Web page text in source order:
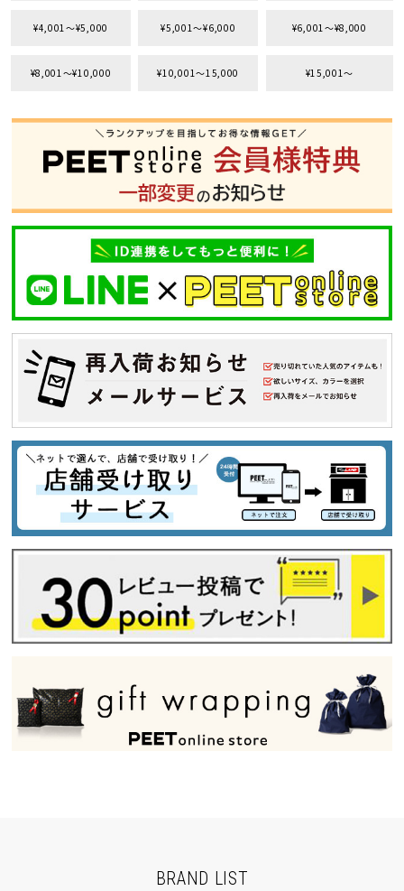
サイズ
XL
XXL
34inc
36inc
38inc
40inc
KIDS
カラー
tune 絞り込んで検索する
¥4,001〜¥5,000 ¥5,001〜¥6,000 ¥6,001〜¥8,000
¥8,001〜¥10,000 ¥10,001〜15,000 ¥15,001〜
BRAND LIST